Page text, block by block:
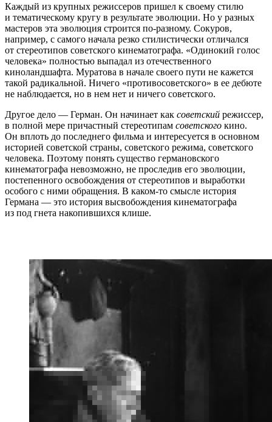
Каждый из крупных режиссеров пришел к своему стилю
и тематическому кругу в результате эволюции. Но у разных
мастеров эта эволюция строится по-разному. Сокуров,
например, с самого начала резко стилистически отличался
от стереотипов советского кинематографа. «Одинокий голос
человека» полностью выпадал из отечественного
киноландшафта. Муратова в начале своего пути не кажется
такой радикальной. Ничего «противосоветского» в ее дебюте
не наблюдается, но в нем нет и ничего советского.
Другое дело — Герман. Он начинает как советский режиссер,
в полной мере причастный стереотипам советского кино.
Он вплоть до последнего фильма и интересуется в основном
историей советской страны, советского режима, советского
человека. Поэтому понять существо германовского
кинематографа невозможно, не проследив его эволюции,
постепенного освобождения от стереотипов и выработки
особого с ними обращения. В каком-то смысле история
Германа — это история высвобождения кинематографа
из под гнета накопившихся клише.